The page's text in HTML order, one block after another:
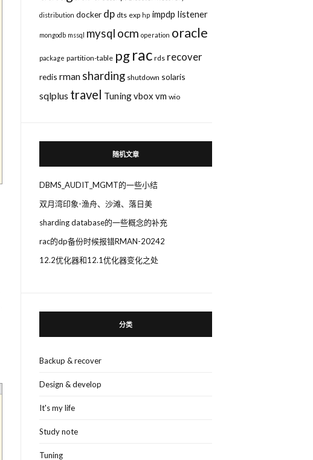
distribution docker dp dts exp hp impdp listener
mongodb mssql mysql ocm operation oracle
package partition-table pgrac rds recover
redis rman sharding shutdown solaris
sqlplus travel Tuningvbox vm wio
随机文章
DBMS_AUDIT_MGMT的一些小结
双月湾印象-渔舟、沙滩、落日美
sharding database的一些概念的补充
rac的dp备份时候报错RMAN-20242
12.2优化器和12.1优化器变化之处
分类
Backup & recover
Design & develop
It's my life
Study note
Tuning